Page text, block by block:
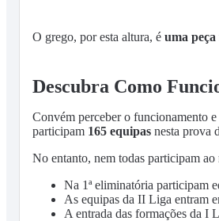
O grego, por esta altura, é uma
Descubra Como
Convém perceber o funcionamento
participam 165 equipas nesta prova
No entanto, nem todas participam ao
Na 1ª eliminatória participam
As equipas da II Liga entram
A entrada das formações da I